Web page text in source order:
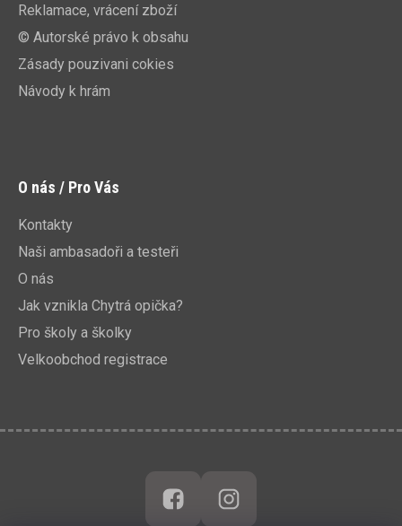
Reklamace, vrácení zboží
© Autorské právo k obsahu
Zásady pouzivani cokies
Návody k hrám
O nás / Pro Vás
Kontakty
Naši ambasadoři a testeři
O nás
Jak vznikla Chytrá opička?
Pro školy a školky
Velkoobchod registrace